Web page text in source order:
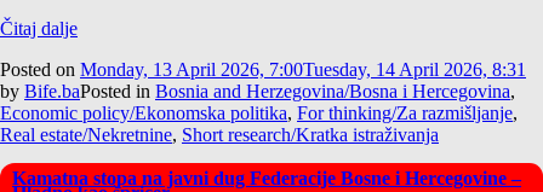
Čitaj dalje
Posted on Monday, 13 April 2026, 7:00Tuesday, 14 April 2026, 8:31
by Bife.baPosted in Bosnia and Herzegovina/Bosna i Hercegovina,
Economic policy/Ekonomska politika, For thinking/Za razmišljanje,
Real estate/Nekretnine, Short research/Kratka istraživanja
Kamatna stopa na javni dug Federacije Bosne i Hercegovine –